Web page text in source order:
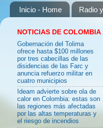
Inicio - Home Radio
NOTICIAS DE COLOMBIA
Gobernación del Tolima
ofrece hasta $100 millones
por tres cabecillas de las
disidencias de las Farc y
anuncia refuerzo militar en
cuatro municipios
Ideam advierte sobre ola de
calor en Colombia: estas son
las regiones más afectadas
por las altas temperaturas y
el riesgo de incendios